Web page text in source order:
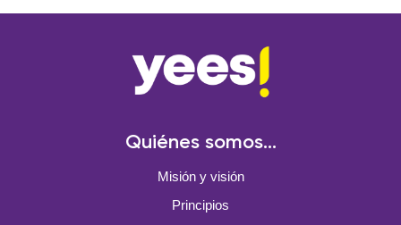
Quiénes somos...
Misión y visión
Principios